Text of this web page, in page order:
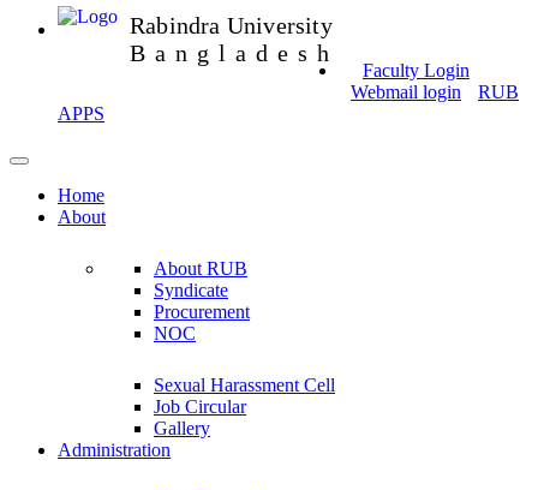
Rabindra University
Bangladesh
Faculty Login
Webmail login
RUB
APPS
Home
About
About RUB
Syndicate
Procurement
NOC
Sexual Harassment Cell
Job Circular
Gallery
Administration